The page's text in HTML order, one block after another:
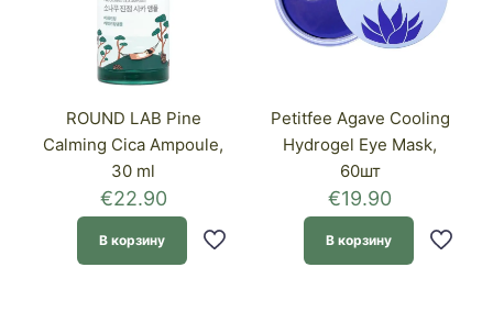
ROUND LAB Pine
Calming Cica Ampoule,
30 ml
€22.90
В корзину
Petitfee Agave Cooling
Hydrogel Eye Mask,
60шт
€19.90
В корзину